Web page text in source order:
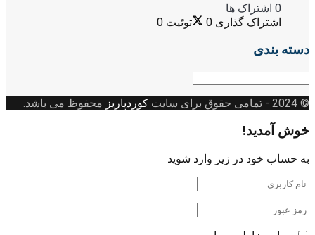
0 اشتراک ها
اشتراک گذاری 0 توئیت 0
دسته بندی
دسته
© 2024
- تمامی حقوق برای سایت کوردپاریز محفوظ می باشد.
خوش آمدید!
به حساب خود در زیر وارد شوید